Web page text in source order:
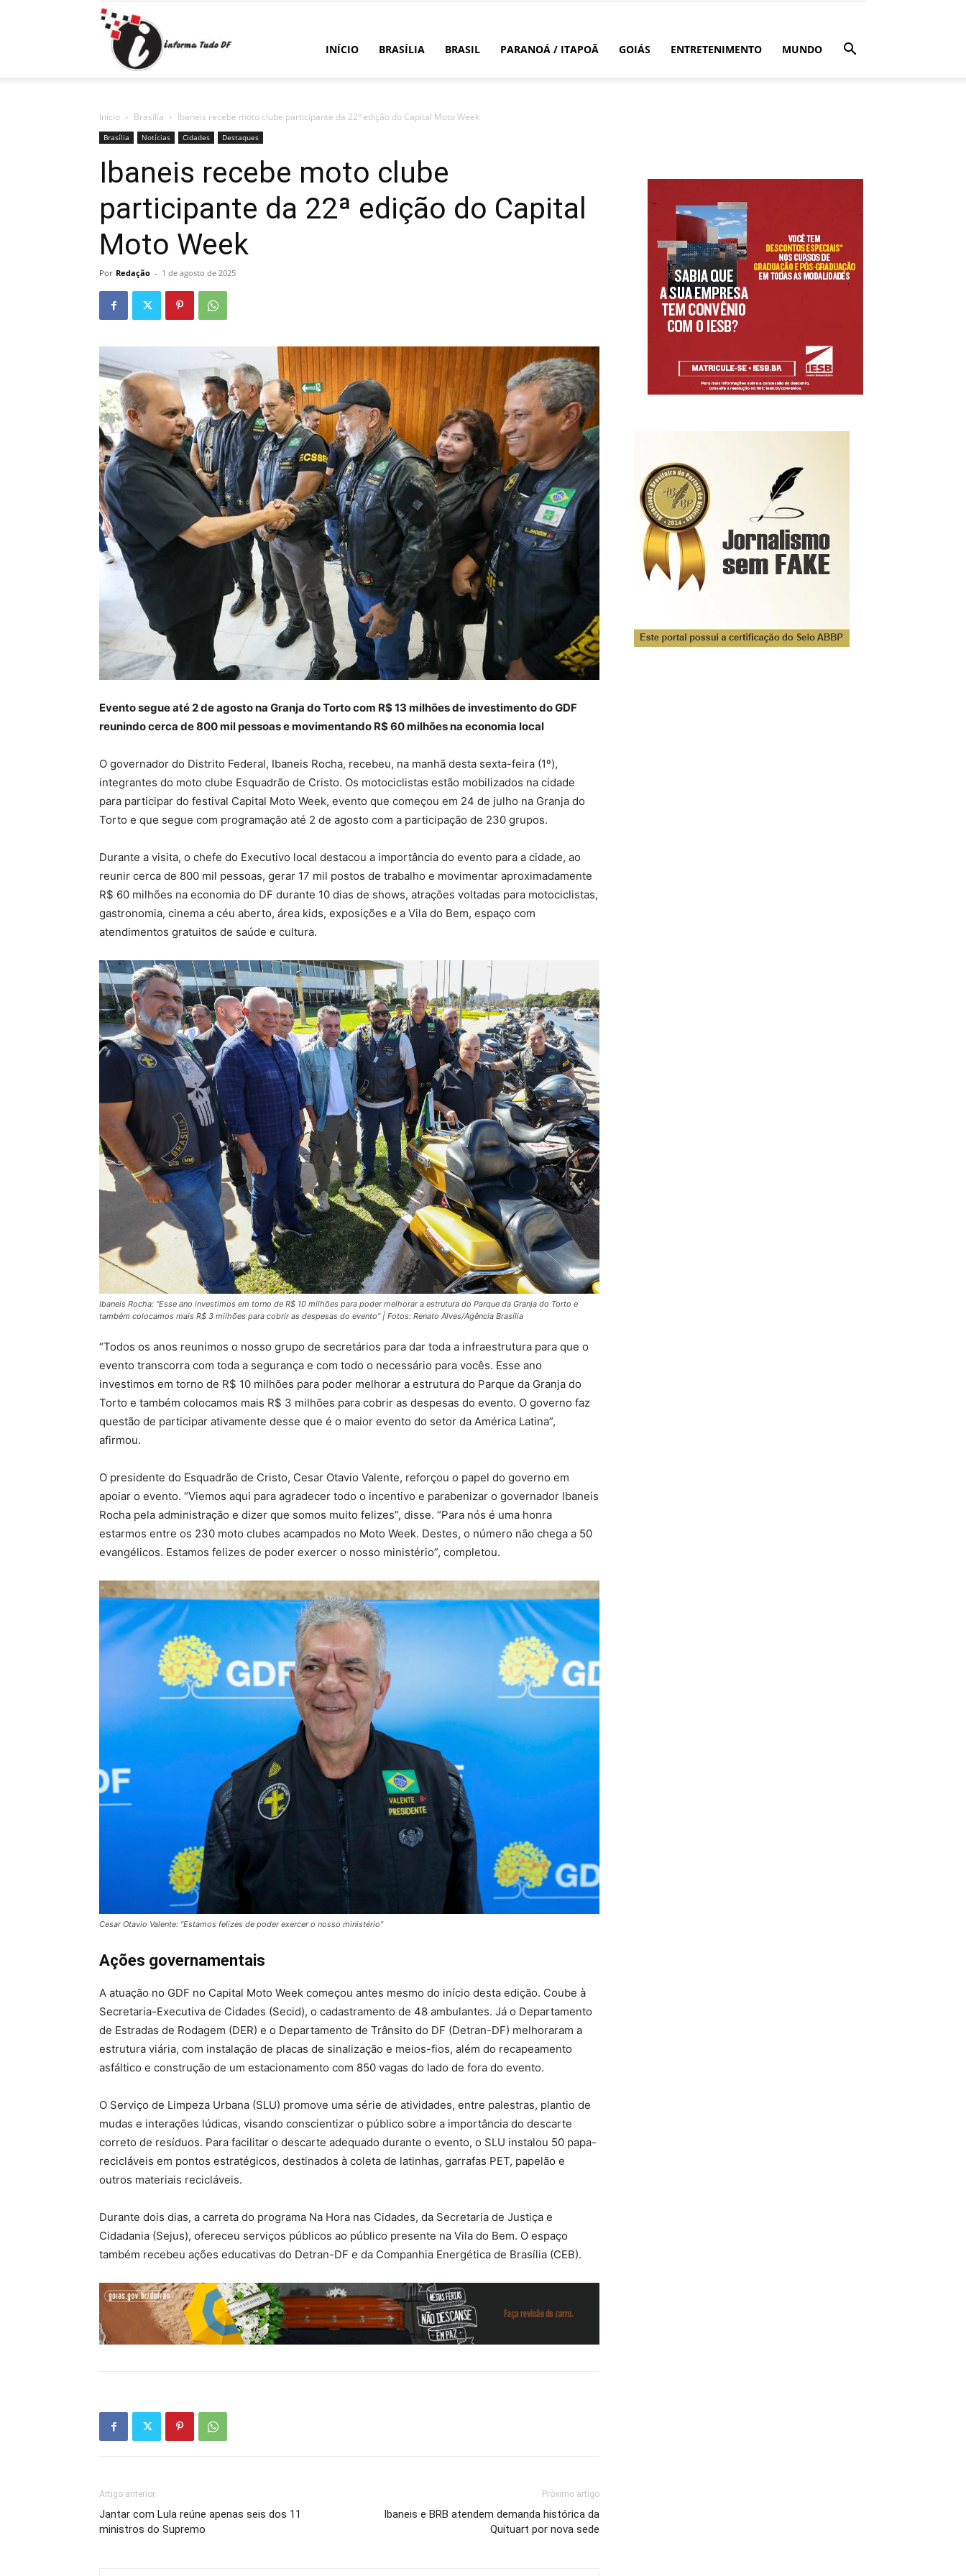
Informa
Tudo
INÍCIO BRASÍLIA BRASIL PARANOÁ / ITAPOÃ GOIÁS ENTRETENIMENTO MUNDO
Início Brasília Ibaneis recebe moto clube participante da 22ª edição do Capital Moto Week
Brasília Notícias Cidades Destaques
Ibaneis recebe moto clube
participante da 22ª edição do Capital
Moto Week
Por Redação - 1 de agosto de 2025
Evento segue até 2 de agosto na Granja do Torto com R$ 13 milhões de investimento do GDF
reunindo cerca de 800 mil pessoas e movimentando R$ 60 milhões na economia local
O governador do Distrito Federal, Ibaneis Rocha, recebeu, na manhã desta sexta-feira (1º),
integrantes do moto clube Esquadrão de Cristo. Os motociclistas estão mobilizados na cidade
para participar do festival Capital Moto Week, evento que começou em 24 de julho na Granja do
Torto e que segue com programação até 2 de agosto com a participação de 230 grupos.
Durante a visita, o chefe do Executivo local destacou a importância do evento para a cidade, ao
reunir cerca de 800 mil pessoas, gerar 17 mil postos de trabalho e movimentar aproximadamente
R$ 60 milhões na economia do DF durante 10 dias de shows, atrações voltadas para motociclistas,
gastronomia, cinema a céu aberto, área kids, exposições e a Vila do Bem, espaço com
atendimentos gratuitos de saúde e cultura.
Ibaneis Rocha: “Esse ano investimos em torno de R$ 10 milhões para poder melhorar a estrutura do Parque da Granja do Torto e
também colocamos mais R$ 3 milhões para cobrir as despesas do evento” | Fotos: Renato Alves/Agência Brasília
“Todos os anos reunimos o nosso grupo de secretários para dar toda a infraestrutura para que o
evento transcorra com toda a segurança e com todo o necessário para vocês. Esse ano
investimos em torno de R$ 10 milhões para poder melhorar a estrutura do Parque da Granja do
Torto e também colocamos mais R$ 3 milhões para cobrir as despesas do evento. O governo faz
questão de participar ativamente desse que é o maior evento do setor da América Latina”,
afirmou.
O presidente do Esquadrão de Cristo, Cesar Otavio Valente, reforçou o papel do governo em
apoiar o evento. “Viemos aqui para agradecer todo o incentivo e parabenizar o governador Ibaneis
Rocha pela administração e dizer que somos muito felizes”, disse. “Para nós é uma honra
estarmos entre os 230 moto clubes acampados no Moto Week. Destes, o número não chega a 50
evangélicos. Estamos felizes de poder exercer o nosso ministério”, completou.
Cesar Otavio Valente: “Estamos felizes de poder exercer o nosso ministério”
Ações governamentais
A atuação no GDF no Capital Moto Week começou antes mesmo do início desta edição. Coube à
Secretaria-Executiva de Cidades (Secid), o cadastramento de 48 ambulantes. Já o Departamento
de Estradas de Rodagem (DER) e o Departamento de Trânsito do DF (Detran-DF) melhoraram a
estrutura viária, com instalação de placas de sinalização e meios-fios, além do recapeamento
asfáltico e construção de um estacionamento com 850 vagas do lado de fora do evento.
O Serviço de Limpeza Urbana (SLU) promove uma série de atividades, entre palestras, plantio de
mudas e interações lúdicas, visando conscientizar o público sobre a importância do descarte
correto de resíduos. Para facilitar o descarte adequado durante o evento, o SLU instalou 50 papa-
recicláveis em pontos estratégicos, destinados à coleta de latinhas, garrafas PET, papelão e
outros materiais recicláveis.
Durante dois dias, a carreta do programa Na Hora nas Cidades, da Secretaria de Justiça e
Cidadania (Sejus), ofereceu serviços públicos ao público presente na Vila do Bem. O espaço
também recebeu ações educativas do Detran-DF e da Companhia Energética de Brasília (CEB).
Artigo anterior
Jantar com Lula reúne apenas seis dos 11
ministros do Supremo
Próximo artigo
Ibaneis e BRB atendem demanda histórica da
Quituart por nova sede